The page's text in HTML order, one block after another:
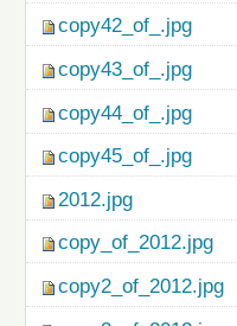
copy42_of_.jpg
copy43_of_.jpg
copy44_of_.jpg
copy45_of_.jpg
2012.jpg
copy_of_2012.jpg
copy2_of_2012.jpg